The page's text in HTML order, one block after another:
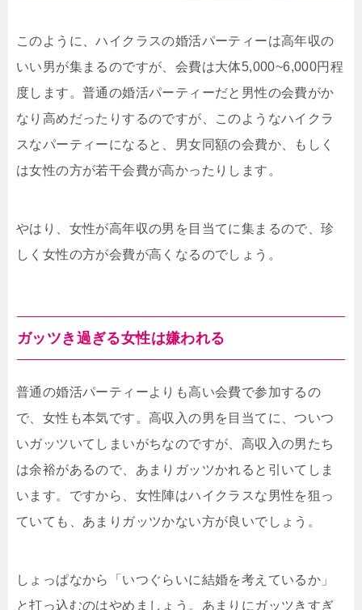
このように、ハイクラスの婚活パーティーは高年収の
いい男が集まるのですが、会費は大体5,000~6,000円程
度します。普通の婚活パーティーだと男性の会費がか
なり高めだったりするのですが、このようなハイクラ
スなパーティーになると、男女同額の会費か、もしく
は女性の方が若干会費が高かったりします。
やはり、女性が高年収の男を目当てに集まるので、珍
しく女性の方が会費が高くなるのでしょう。
ガッツき過ぎる女性は嫌われる
普通の婚活パーティーよりも高い会費で参加するの
で、女性も本気です。高収入の男を目当てに、ついつ
いガッツいてしまいがちなのですが、高収入の男たち
は余裕があるので、あまりガッツかれると引いてしま
います。ですから、女性陣はハイクラスな男性を狙っ
ていても、あまりガッツかない方が良いでしょう。
しょっぱなから「いつぐらいに結婚を考えているか」
と打っ込むのはやめましょう。あまりにガッツきすぎ